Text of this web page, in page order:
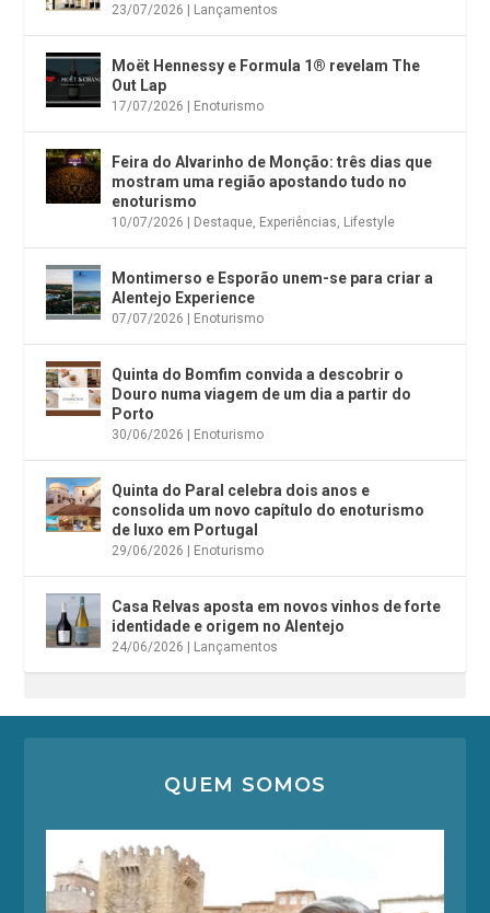
23/07/2026 Lançamentos
Moët Hennessy e Formula 1® revelam The
Out Lap
17/07/2026 Enoturismo
Feira do Alvarinho de Monção: três dias que
mostram uma região apostando tudo no
enoturismo
10/07/2026 Destaque, Experiências, Lifestyle
Montimerso e Esporão unem-se para criar a
Alentejo Experience
07/07/2026 Enoturismo
Quinta do Bomfim convida a descobrir o
Douro numa viagem de um dia a partir do
Porto
30/06/2026 Enoturismo
Quinta do Paral celebra dois anos e
consolida um novo capítulo do enoturismo
de luxo em Portugal
29/06/2026 Enoturismo
Casa Relvas aposta em novos vinhos de forte
identidade e origem no Alentejo
24/06/2026 Lançamentos
QUEM SOMOS